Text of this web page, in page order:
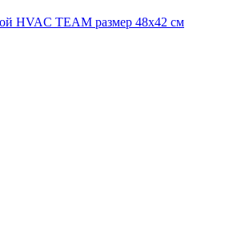
HVAC TEAM размер 48х42 см